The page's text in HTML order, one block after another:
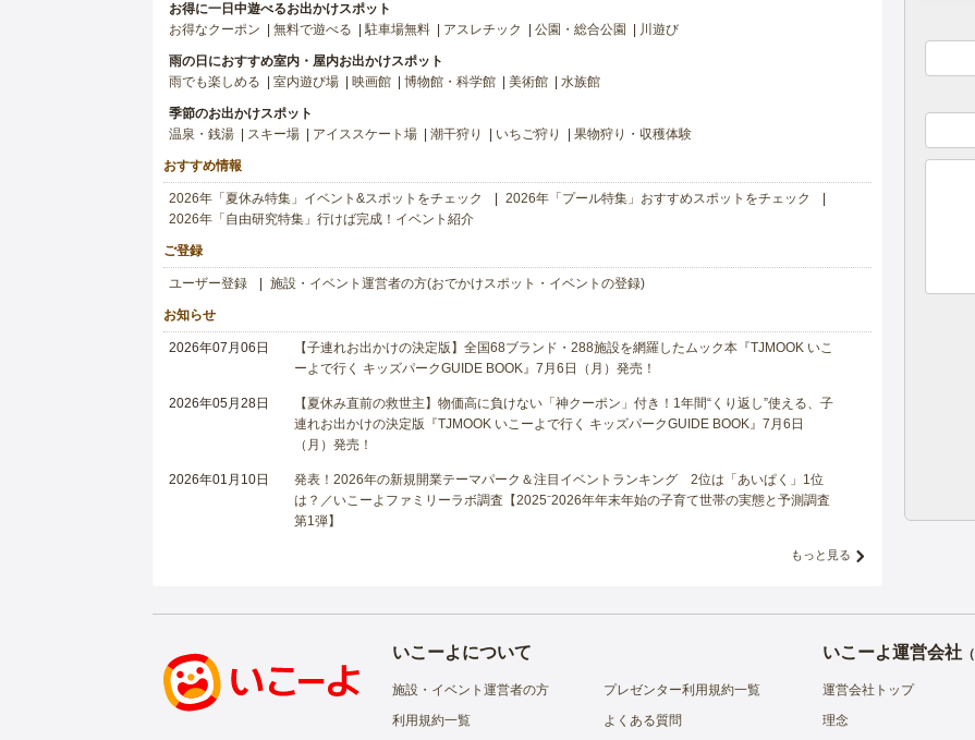
お得に一日中遊べるお出かけスポット
お得なクーポン
無料で遊べる 駐車場無料 アスレチック 公園・総合公園 川遊び
雨の日におすすめ室内・屋内お出かけスポット
雨でも楽しめる
室内遊び場 映画館 博物館・科学館 美術館 水族館
季節のお出かけスポット
温泉・銭湯
スキー場 アイススケート場 潮干狩り いちご狩り 果物狩り・収穫体験
おすすめ情報
2026年「夏休み特集」イベント&スポットをチェック
2026年「プール特集」おすすめスポットをチェック
2026年「自由研究特集」行けば完成！イベント紹介
ご登録
ユーザー登録 施設・イベント運営者の方(おでかけスポット・イベントの登録)
お知らせ
2026年07月06日
【子連れお出かけの決定版】全国68ブランド・288施設を網羅したムック本『TJMOOK いこ
ーよで行く キッズパークGUIDE BOOK』7月6日（月）発売！
2026年05月28日
【夏休み直前の救世主】物価高に負けない「神クーポン」付き！1年間“くり返し”使える、子
連れお出かけの決定版『TJMOOK いこーよで行く キッズパークGUIDE BOOK』7月6日
（月）発売！
2026年01月10日
発表！2026年の新規開業テーマパーク＆注目イベントランキング 2位は「あいぱく」1位
は？／いこーよファミリーラボ調査【2025⁻2026年年末年始の子育て世帯の実態と予測調査
第1弾】
もっと見る
いこーよについて
施設・イベント運営者の方
プレゼンター利用規約一覧
利用規約一覧
よくある質問
いこーよ運営会社（
運営会社トップ
理念